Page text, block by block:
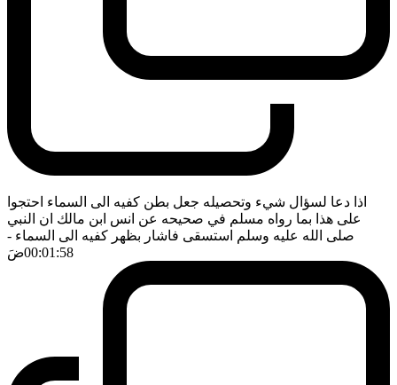
اذا دعا لسؤال شيء وتحصيله جعل بطن كفيه الى السماء احتجوا
على هذا بما رواه مسلم في صحيحه عن انس ابن مالك ان النبي
صلى الله عليه وسلم استسقى فاشار بظهر كفيه الى السماء -
00:01:58ضَ